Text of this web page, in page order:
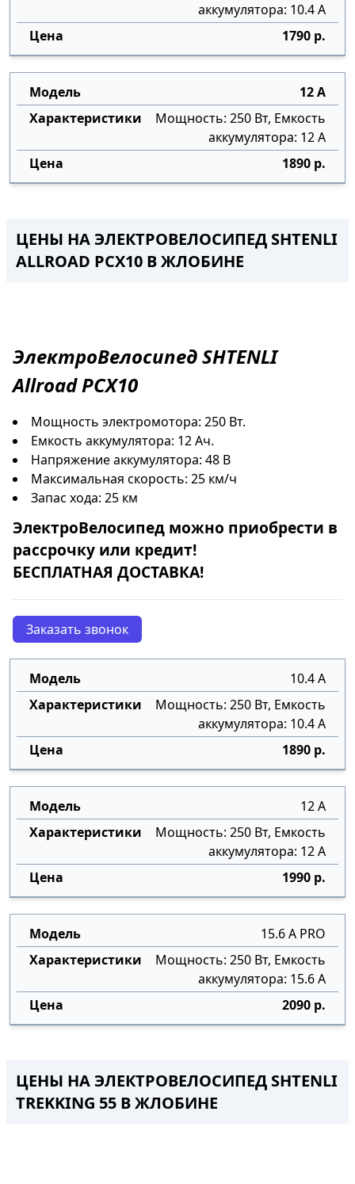
аккумулятора: 10.4 А
1790 р.
12 А
Мощность: 250 Вт, Емкость
аккумулятора: 12 А
1890 р.
ЦЕНЫ НА ЭЛЕКТРОВЕЛОСИПЕД SHTENLI
ALLROAD PCX10 В ЖЛОБИНЕ
ЭлектроВелосипедSHTENLI
Allroad PCX10
Мощность электромотора: 250 Вт.
Емкость аккумулятора: 12 Ач.
Напряжение аккумулятора: 48 В
Максимальная скорость: 25 км/ч
Запас хода: 25 км
ЭлектроВелосипед можно приобрести в
рассрочку или кредит!
БЕСПЛАТНАЯ ДОСТАВКА!
Заказать звонок
10.4 А
Мощность: 250 Вт, Емкость
аккумулятора: 10.4 А
1890 р.
12 А
Мощность: 250 Вт, Емкость
аккумулятора: 12 А
1990 р.
15.6 А PRO
Мощность: 250 Вт, Емкость
аккумулятора: 15.6 А
2090 р.
ЦЕНЫ НА ЭЛЕКТРОВЕЛОСИПЕД SHTENLI
TREKKING 55 В ЖЛОБИНЕ